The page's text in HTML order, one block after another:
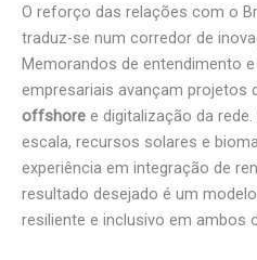
O reforço das relações com o
traduz-se num corredor de
Memorandos de entendimento
empresariais avançam projetos
offshore e digitalização da
escala, recursos solares e
experiência em integração de
resultado desejado é um
resiliente e inclusivo em ambos